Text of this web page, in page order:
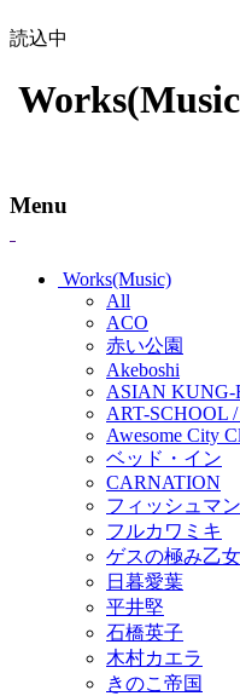
読込中
Menu
Works(Music)
All
ACO
赤い公園
Akeboshi
ASIAN KUNG-
ART-SCHOOL
Awesome City
ベッド・イン
CARNATION
フィッシュマ
フルカワミキ
ゲスの極み乙女
日暮愛葉
平井堅
石橋英子
木村カエラ
きのこ帝国